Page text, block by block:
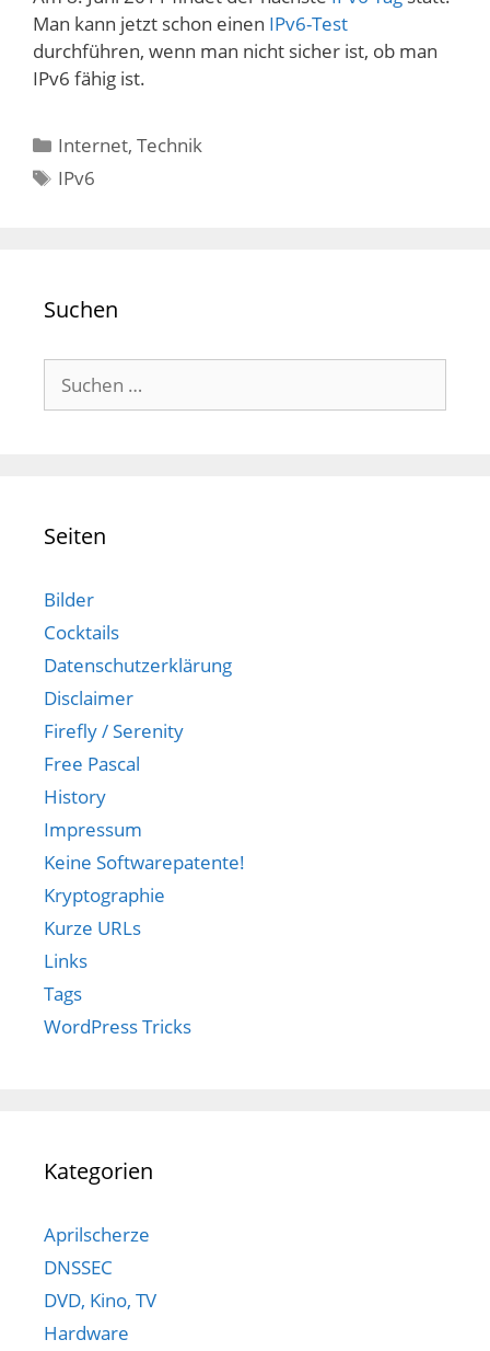
Man kann jetzt schon einen IPv6-Test
durchführen, wenn man nicht sicher ist, ob man
IPv6 fähig ist.
Kategorien
Internet,Technik
Schlagwörter
IPv6
Suchen
nach:
Seiten
Bilder
Cocktails
Datenschutzerklärung
Disclaimer
Firefly / Serenity
Free Pascal
History
Impressum
Keine Softwarepatente!
Kryptographie
Kurze URLs
Links
Tags
WordPress Tricks
Kategorien
Aprilscherze
DNSSEC
DVD, Kino, TV
Hardware